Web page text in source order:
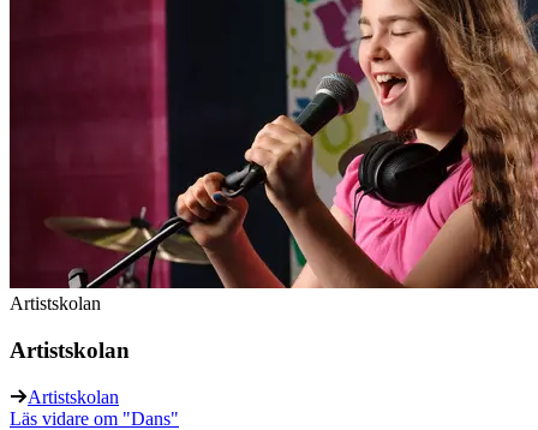
Artistskolan
Artistskolan
Artistskolan
Läs vidare om "Dans"